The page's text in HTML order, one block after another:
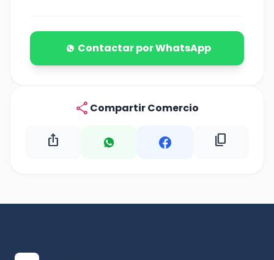
Contactar por WhatsApp
share Compartir Comercio
ios_share content_copy